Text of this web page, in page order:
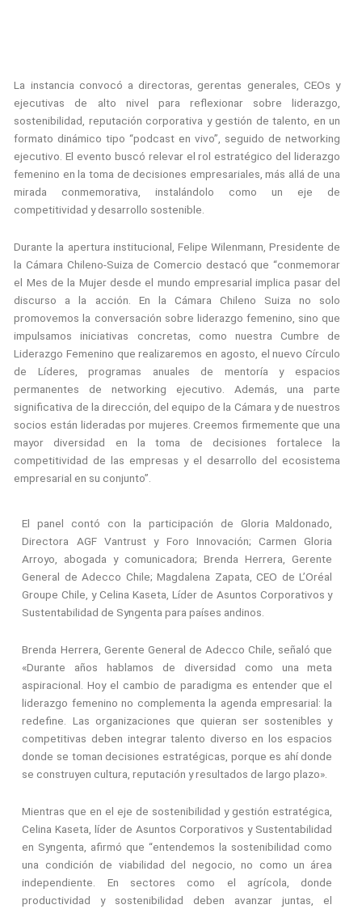
La instancia convocó a directoras, gerentas generales, CEOs y
ejecutivas de alto nivel para reflexionar sobre liderazgo,
sostenibilidad, reputación corporativa y gestión de talento, en un
formato dinámico tipo “podcast en vivo”, seguido de networking
ejecutivo. El evento buscó relevar el rol estratégico del liderazgo
femenino en la toma de decisiones empresariales, más allá de una
mirada conmemorativa, instalándolo como un eje de
competitividad y desarrollo sostenible.
Durante la apertura institucional, Felipe Wilenmann, Presidente de
la Cámara Chileno-Suiza de Comercio destacó que “conmemorar
el Mes de la Mujer desde el mundo empresarial implica pasar del
discurso a la acción. En la Cámara Chileno Suiza no solo
promovemos la conversación sobre liderazgo femenino, sino que
impulsamos iniciativas concretas, como nuestra Cumbre de
Liderazgo Femenino que realizaremos en agosto, el nuevo Círculo
de Líderes, programas anuales de mentoría y espacios
permanentes de networking ejecutivo. Además, una parte
significativa de la dirección, del equipo de la Cámara y de nuestros
socios están lideradas por mujeres. Creemos firmemente que una
mayor diversidad en la toma de decisiones fortalece la
competitividad de las empresas y el desarrollo del ecosistema
empresarial en su conjunto”.
El panel contó con la participación de Gloria Maldonado,
Directora AGF Vantrust y Foro Innovación; Carmen Gloria
Arroyo, abogada y comunicadora; Brenda Herrera, Gerente
General de Adecco Chile; Magdalena Zapata, CEO de L’Oréal
Groupe Chile, y Celina Kaseta, Líder de Asuntos Corporativos y
Sustentabilidad de Syngenta para países andinos.
Brenda Herrera, Gerente General de Adecco Chile, señaló que
«Durante años hablamos de diversidad como una meta
aspiracional. Hoy el cambio de paradigma es entender que el
liderazgo femenino no complementa la agenda empresarial: la
redefine. Las organizaciones que quieran ser sostenibles y
competitivas deben integrar talento diverso en los espacios
donde se toman decisiones estratégicas, porque es ahí donde
se construyen cultura, reputación y resultados de largo plazo».
Mientras que en el eje de sostenibilidad y gestión estratégica,
Celina Kaseta, líder de Asuntos Corporativos y Sustentabilidad
en Syngenta, afirmó que “entendemos la sostenibilidad como
una condición de viabilidad del negocio, no como un área
independiente. En sectores como el agrícola, donde
productividad y sostenibilidad deben avanzar juntas, el